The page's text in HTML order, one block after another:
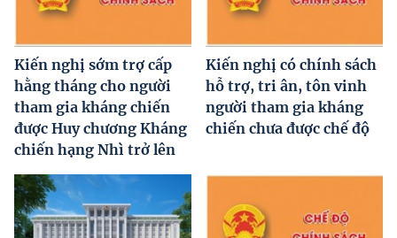
Kiến nghị sớm trợ cấp
hằng tháng cho người
tham gia kháng chiến
được Huy chương Kháng
chiến hạng Nhì trở lên
Kiến nghị có chính sách
hỗ trợ, tri ân, tôn vinh
người tham gia kháng
chiến chưa được chế độ